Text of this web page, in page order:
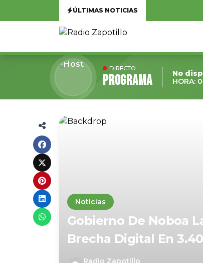
ÚLTIMAS NOTICIAS
DIRECTO
Programa
No
HORA:
Noticias
Gobierno De Noboa
Brecha Digital En
Radio Zapotillo